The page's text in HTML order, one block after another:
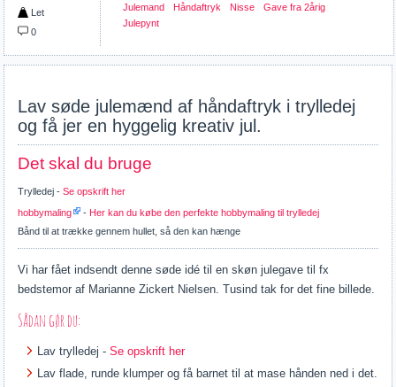
Let
0
Julemand
Håndaftryk Nisse
Gave fra 2årig
Julepynt
Lav søde julemænd af håndaftryk i trylledej
og få jer en hyggelig kreativ jul.
Det skal du bruge
Trylledej -Se opskrift her
hobbymaling
- Her kan du købe den perfekte hobbymaling til trylledej
Bånd til at trække gennem hullet, så den kan hænge
Vi har fået indsendt denne søde idé til en skøn julegave til fx
bedstemor af Marianne Zickert Nielsen. Tusind tak for det fine billede.
Sådan gør du:
Lav trylledej -Se opskrift her
Lav flade, runde klumper og få barnet til at mase hånden ned i det.